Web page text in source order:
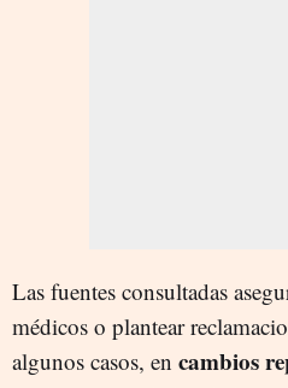
Las fuentes consultadas
médicos o plantear
algunos casos, en cambios